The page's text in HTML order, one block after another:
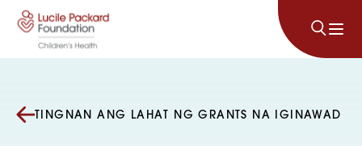
Lumaktaw sa nilalaman
TINGNAN ANG LAHAT NG GRANTS NA IGINAWAD